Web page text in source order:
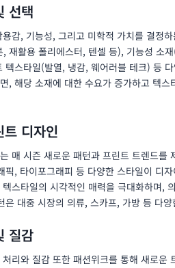
선택
감, 기능성, 그리고 미학적 가치를 결정
재활용 폴리에스터, 텐셀 등), 기능성 소
텍스타일(발열, 냉감, 웨어러블 테크) 등
, 해당 소재에 대한 수요가 증가하고 텍
디자인
매 시즌 새로운 패턴과 프린트 트렌드를
픽, 타이포그래피 등 다양한 스타일이 디
스타일의 시각적인 매력을 극대화하며,
은 대중 시장의 의류, 스카프, 가방 등 다
질감
리와 질감 또한 패션위크를 통해 새로